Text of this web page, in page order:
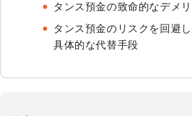
タンス預金の致命的なデメ
タンス預金のリスクを回避
具体的な代替手段